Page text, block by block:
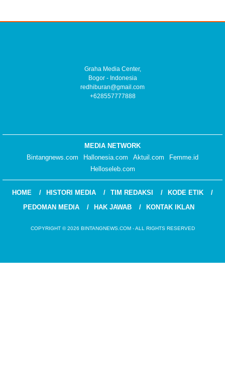
Graha Media Center,
Bogor - Indonesia
redhiburan@gmail.com
+628557777888
MEDIA NETWORK
Bintangnews.com
Hallonesia.com Aktuil.com
Femme.id
Helloseleb.com
HOME HISTORI MEDIA TIM REDAKSI
KODE ETIK
PEDOMAN MEDIA
HAK JAWAB KONTAK IKLAN
COPYRIGHT © 2026 BINTANGNEWS.COM - ALL RIGHTS RESERVED